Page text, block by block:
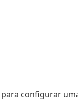
configurar